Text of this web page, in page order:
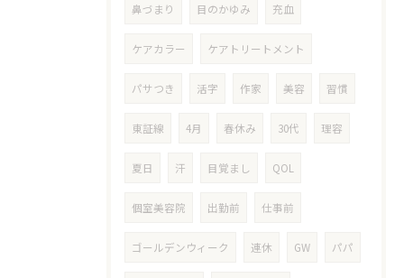
鼻づまり 目のかゆみ 充血
ケアカラー ケアトリートメント
パサつき 活字 作家 美容 習慣
東証線 4月 春休み 30代 理容
夏日 汗 目覚まし QOL
個室美容院 出勤前 仕事前
ゴールデンウィーク 連休 GW パパ